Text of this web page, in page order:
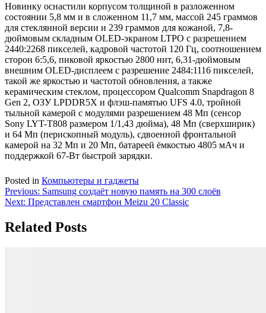
Новинку оснастили корпусом толщиной в разложенном
состоянии 5,8 мм и в сложенном 11,7 мм, массой 245 граммов
для стеклянной версии и 239 граммов для кожаной, 7,8-
дюймовым складным OLED-экраном LTPO с разрешением
2440:2268 пикселей, кадровой частотой 120 Гц, соотношением
сторон 6:5,6, пиковой яркостью 2800 нит, 6,31-дюймовым
внешним OLED-дисплеем с разрешение 2484:1116 пикселей,
такой же яркостью и частотой обновления, а также
керамическим стеклом, процессором Qualcomm Snapdragon 8
Gen 2, ОЗУ LPDDR5X и флэш-памятью UFS 4.0, тройной
тыльной камерой с модулями разрешением 48 Мп (сенсор
Sony LYT-T808 размером 1/1,43 дюйма), 48 Мп (сверхширик)
и 64 Мп (перископный модуль), сдвоенной фронтальной
камерой на 32 Мп и 20 Мп, батареей ёмкостью 4805 мАч и
поддержкой 67-Вт быстрой зарядки.
Posted in Компьютеры и гаджеты
Навигация
по
записям
Previous: Samsung создаёт новую память на 300 слоёв
Next: Представлен смартфон Meizu 20 Classic
Related Posts